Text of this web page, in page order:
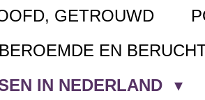
GETROUWD
BEROEMDE EN
IN NEDERLAND